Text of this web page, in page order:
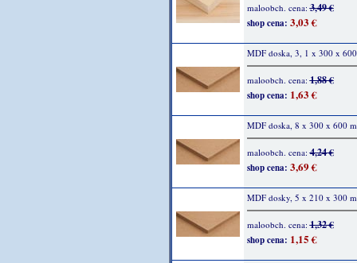
maloobch. cena:3,49 €
shop cena: 3,03 €
MDF doska, 3, 1 x 300 x
maloobch. cena:1,88 €
shop cena: 1,63 €
MDF doska, 8 x 300 x 600
maloobch. cena:4,24 €
shop cena: 3,69 €
MDF dosky, 5 x 210 x 300
maloobch. cena:1,32 €
shop cena: 1,15 €